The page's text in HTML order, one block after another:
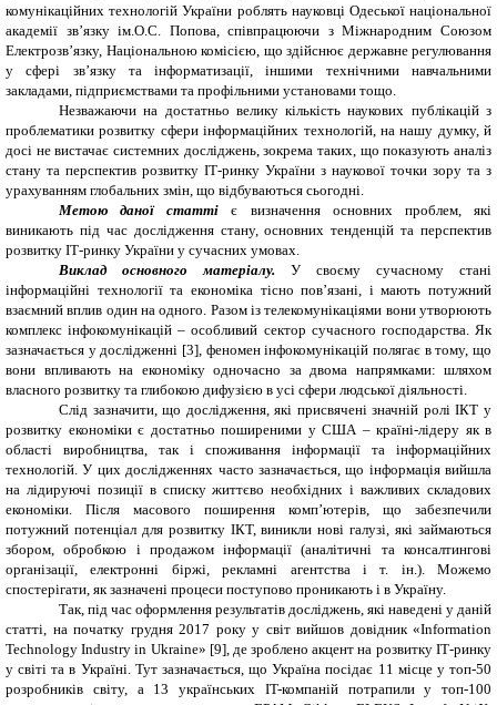
комунікаційних технологій України роблять науковці Одеської національної
академії зв’язку ім.О.С. Попова, співпрацюючи з Міжнародним Союзом
Електрозв’язку, Національною комісією, що здійснює державне регулювання
у сфері зв’язку та інформатизації, іншими технічними навчальними
закладами, підприємствами та профільними установами тощо.
Незважаючи на достатньо велику кількість наукових публікацій з
проблематики розвитку сфери інформаційних технологій, на нашу думку, й
досі не вистачає системних досліджень, зокрема таких, що показують аналіз
стану та перспектив розвитку ІТ-ринку України з наукової точки зору та з
урахуванням глобальних змін, що відбуваються сьогодні.
Метою даної статті
є визначення основних проблем, які
виникають під час дослідження стану, основних тенденцій та перспектив
розвитку ІТ-ринку України у сучасних умовах.
Виклад основного матеріалу. У своєму сучасному стані
інформаційні технології та економіка тісно пов’язані, і мають потужний
взаємний вплив один на одного. Разом із телекомунікаціями вони утворюють
комплекс інфокомунікацій – особливий сектор сучасного господарства. Як
зазначається у дослідженні [3], феномен інфокомунікацій полягає в тому, що
вони впливають на економіку одночасно за двома напрямками: шляхом
власного розвитку та глибокою дифузією в усі сфери людської діяльності.
Слід зазначити, що дослідження, які присвячені значній ролі ІКТ у
розвитку економіки є достатньо поширеними у США – країні-лідеру як в
області виробництва, так і споживання інформації та інформаційних
технологій. У цих дослідженнях часто зазначається, що інформація вийшла
на лідируючі позиції в списку життєво необхідних і важливих складових
економіки. Після масового поширення комп’ютерів, що забезпечили
потужний потенціал для розвитку ІКТ, виникли нові галузі, які займаються
збором, обробкою і продажом інформації (аналітичні та консалтингові
організації, електронні біржі, рекламні агентства і т. ін.). Можемо
спостерігати, як зазначені процеси поступово проникають і в Україну.
Так, під час оформлення результатів досліджень, які наведені у даній
статті, на початку грудня 2017 року у світ вийшов довідник «Information
Technology Industry in Ukraine» [9], де зроблено акцент на розвитку ІТ-ринку
у світі та в Україні. Тут зазначається, що Україна посідає 11 місце у топ-50
розробників світу, а 13 українських IT-компаній потрапили у топ-100